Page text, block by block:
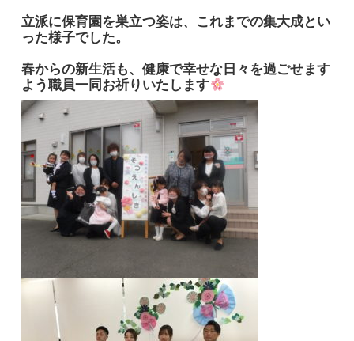
立派に保育園を巣立つ姿は、これまでの集大成とい
った様子でした。
春からの新生活も、健康で幸せな日々を過ごせます
よう職員一同お祈りいたします